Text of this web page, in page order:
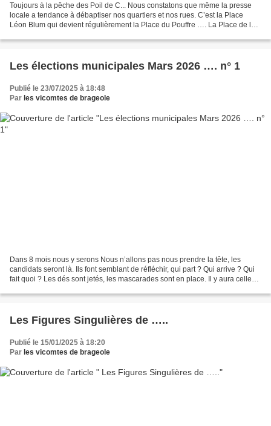
Toujours à la pêche des Poil de C... Nous constatons que même la presse
locale a tendance à débaptiser nos quartiers et nos rues. C’est la Place
Léon Blum qui devient régulièrement la Place du Pouffre …. La Place de la
Les élections municipales Mars 2026 …. n° 1
Publié le 23/07/2025 à 18:48
Par les vicomtes de brageole
Dans 8 mois nous y serons Nous n’allons pas nous prendre la tête, les
candidats seront là. Ils font semblant de réfléchir, qui part ? Qui arrive ? Qui
fait quoi ? Les dés sont jetés, les mascarades sont en place. Il y aura celles
Les Figures Singulières de …..
Publié le 15/01/2025 à 18:20
Par les vicomtes de brageole